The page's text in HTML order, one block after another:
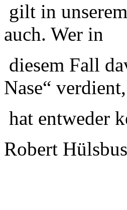
gilt in
auch. Wer in
diesem Fall
Nase“ verdient,
hat entweder
Robert